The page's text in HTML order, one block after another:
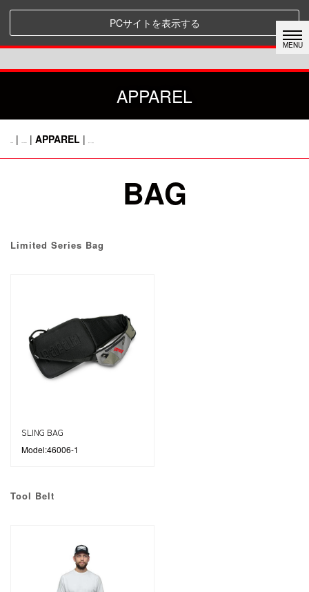
PCサイトを表示する
APPAREL
| | APPAREL |
BAG
Limited Series Bag
SLING BAG
Model:46006-1
Tool Belt